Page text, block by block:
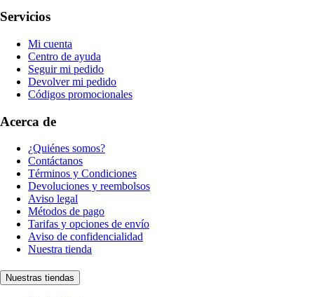
Servicios
Mi cuenta
Centro de ayuda
Seguir mi pedido
Devolver mi pedido
Códigos promocionales
Acerca de
¿Quiénes somos?
Contáctanos
Términos y Condiciones
Devoluciones y reembolsos
Aviso legal
Métodos de pago
Tarifas y opciones de envío
Aviso de confidencialidad
Nuestra tienda
Nuestras tiendas